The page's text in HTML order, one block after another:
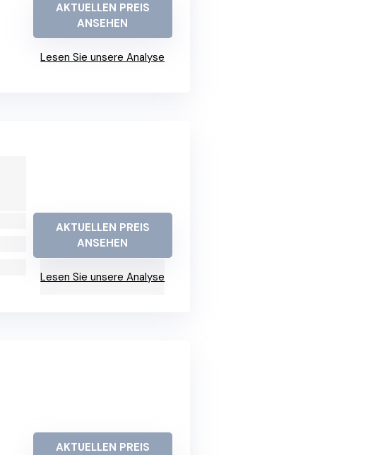
AKTUELLEN PREIS
ANSEHEN
Lesen Sie unsere Analyse
AKTUELLEN PREIS
ANSEHEN
Lesen Sie unsere Analyse
AKTUELLEN PREIS